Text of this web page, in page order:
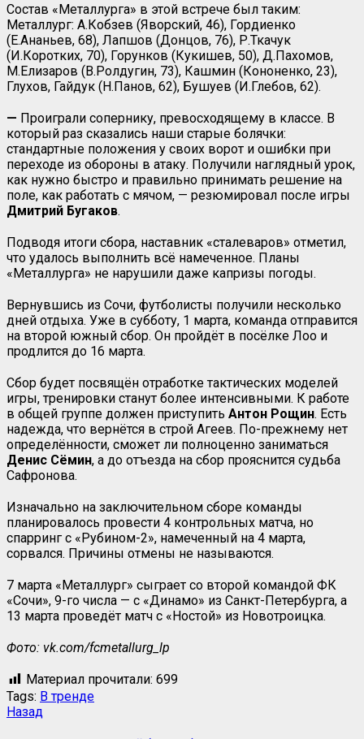
Состав «Металлурга» в этой встрече был таким:
Металлург: А.Кобзев (Яворский, 46), Гордиенко
(Е.Ананьев, 68), Лапшов (Донцов, 76), Р.Ткачук
(И.Коротких, 70), Горунков (Кукишев, 50), Д.Пахомов,
М.Елизаров (В.Ролдугин, 73), Кашмин (Кононенко, 23),
Глухов, Гайдук (Н.Панов, 62), Бушуев (И.Глебов, 62).
— Проиграли сопернику, превосходящему в классе. В
который раз сказались наши старые болячки:
стандартные положения у своих ворот и ошибки при
переходе из обороны в атаку. Получили наглядный урок,
как нужно быстро и правильно принимать решение на
поле, как работать с мячом, — резюмировал после игры
Дмитрий Бугаков.
Подводя итоги сбора, наставник «сталеваров» отметил,
что удалось выполнить всё намеченное. Планы
«Металлурга» не нарушили даже капризы погоды.
Вернувшись из Сочи, футболисты получили несколько
дней отдыха. Уже в субботу, 1 марта, команда отправится
на второй южный сбор. Он пройдёт в посёлке Лоо и
продлится до 16 марта.
Сбор будет посвящён отработке тактических моделей
игры, тренировки станут более интенсивными. К работе
в общей группе должен приступить Антон Рощин. Есть
надежда, что вернётся в строй Агеев. По-прежнему нет
определённости, сможет ли полноценно заниматься
Денис Сёмин, а до отъезда на сбор прояснится судьба
Сафронова.
Изначально на заключительном сборе команды
планировалось провести 4 контрольных матча, но
спарринг с «Рубином-2», намеченный на 4 марта,
сорвался. Причины отмены не называются.
7 марта «Металлург» сыграет со второй командой ФК
«Сочи», 9-го числа — с «Динамо» из Санкт-Петербурга, а
13 марта проведёт матч с «Ностой» из Новотроицка.
Фото: vk.com/fcmetallurg_lp
Материал прочитали: 699
Tags: В тренде
Навигация
Назад